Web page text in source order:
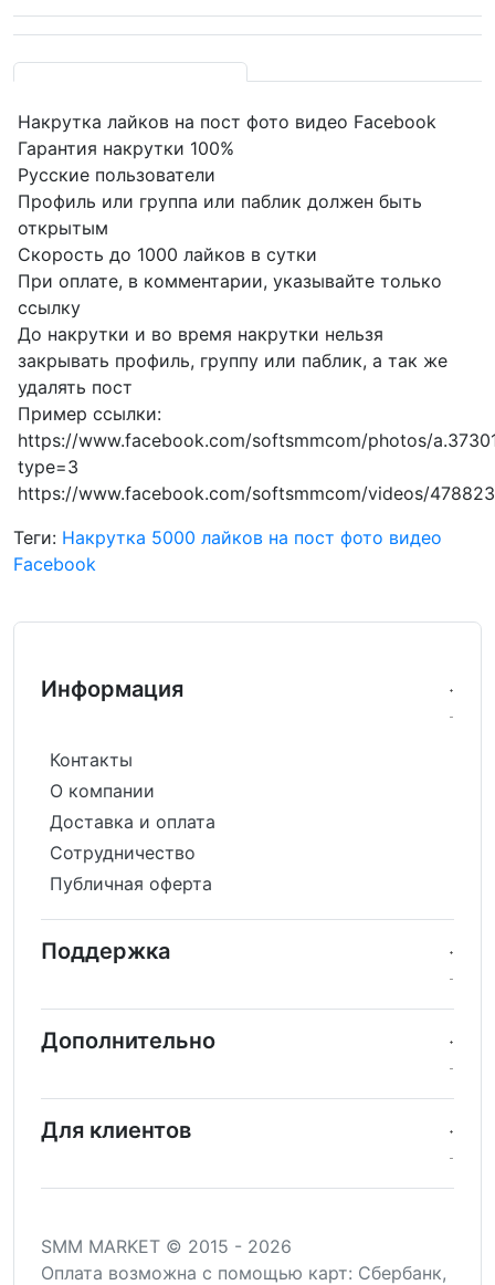
Накрутка лайков на пост фото видео Facebook
Гарантия накрутки 100%
Русские пользователи
Профиль или группа или паблик должен быть
открытым
Скорость до 1000 лайков в сутки
При оплате, в комментарии, указывайте только
ссылку
До накрутки и во время накрутки нельзя
закрывать профиль, группу или паблик, а так же
удалять пост
Пример ссылки:
https://www.facebook.com/softsmmcom/photos/
type=3
https://www.facebook.com/softsmmcom/videos/
Теги: Накрутка 5000 лайков на пост фото видео
Facebook
Информация
Контакты
О компании
Доставка и оплата
Сотрудничество
Публичная оферта
Поддержка
Дополнительно
Для клиентов
SMM MARKET © 2015 - 2026
Оплата возможна c помощью карт: Сбербанк,